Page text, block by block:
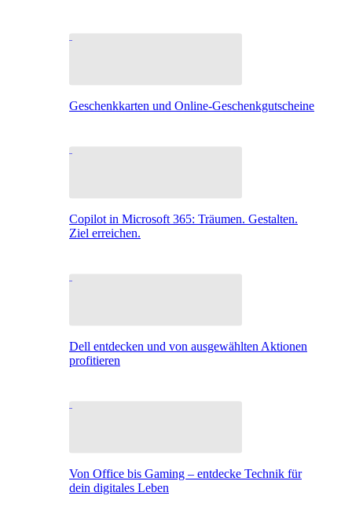
Geschenkkarten und Online-Geschenkgutscheine
Copilot in Microsoft 365: Träumen. Gestalten.
Ziel erreichen.
Dell entdecken und von ausgewählten Aktionen
profitieren
Von Office bis Gaming – entdecke Technik für
dein digitales Leben